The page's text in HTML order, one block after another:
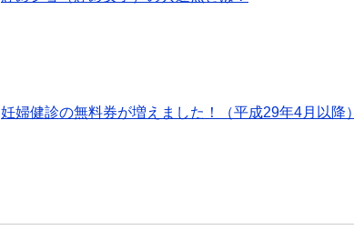
妊婦健診の無料券が増えました！（平成29年4月以降）